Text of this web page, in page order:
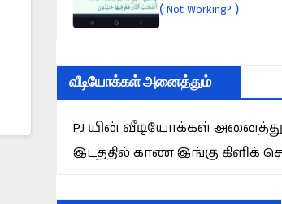
( Not Working? )
வீடியோக்கள் அனைத்தும்
PJ யின் வீடியோக்கள்
இடத்தில் காண இங்கு கிளிக்